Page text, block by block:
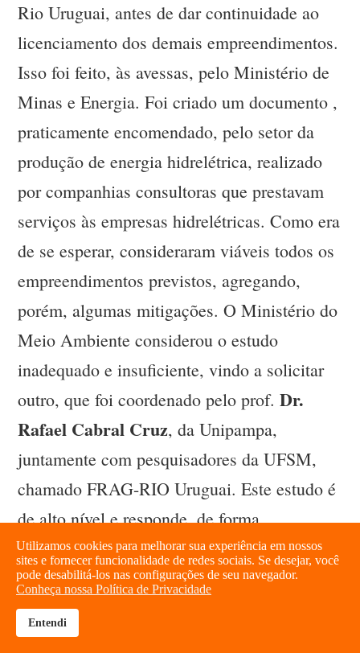
Rio Uruguai, antes de dar continuidade ao
licenciamento dos demais empreendimentos.
Isso foi feito, às avessas, pelo Ministério de
Minas e Energia. Foi criado um documento ,
praticamente encomendado, pelo setor da
produção de energia hidrelétrica, realizado
por companhias consultoras que prestavam
serviços às empresas hidrelétricas. Como era
de se esperar, consideraram viáveis todos os
empreendimentos previstos, agregando,
porém, algumas mitigações. O Ministério do
Meio Ambiente considerou o estudo
inadequado e insuficiente, vindo a solicitar
outro, que foi coordenado pelo prof.Dr.
Rafael Cabral Cruz, da Unipampa,
juntamente com pesquisadores da UFSM,
chamado FRAG-RIO Uruguai. Este estudo é
de alto nível e responde, de forma
inteligente, a este processo. Por exemplo, o
estudo aponta que para se garantir a
sobrevivência de peixes, como o dourado e o
surubim, devem ser mantidos pelo menos 80
brightness_high
Utilizamos cookies para melhorar sua experiência em nossos
sites e fornecer funcionalidade de redes sociais. Se desejar, você
pode desabilitá-los nas configurações de seu navegador.
Conheça nossa Política de Privacidade
Entendi